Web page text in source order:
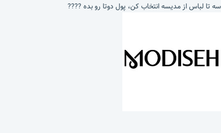
سه تا لباس از مدیسه انتخاب کن، پول دوتا رو بده ????